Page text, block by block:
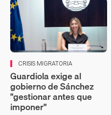
CRISIS MIGRATORIA
Guardiola exige al
gobierno de Sánchez
"gestionar antes que
imponer"